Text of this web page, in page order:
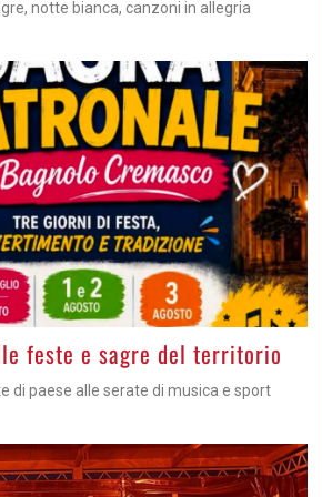
notte bianca, canzoni in allegria
feste e sagre del territorio
di paese alle serate di musica e sport